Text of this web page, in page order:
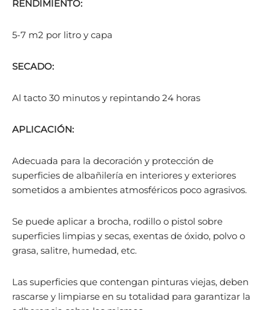
RENDIMIENTO:
5-7 m2 por litro y capa
SECADO:
Al tacto 30 minutos y repintando 24 horas
APLICACIÓN:
Adecuada para la decoración y protección de
superficies de albañilería en interiores y exteriores
sometidos a ambientes atmosféricos poco agrasivos.
Se puede aplicar a brocha, rodillo o pistol sobre
superficies limpias y secas, exentas de óxido, polvo o
grasa, salitre, humedad, etc.
Las superficies que contengan pinturas viejas, deben
rascarse y limpiarse en su totalidad para garantizar la